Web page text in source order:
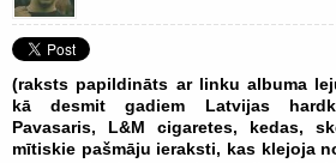
(raksts papildināts ar linku albuma
kā desmit gadiem Latvijas
Pavasaris, L&M cigaretes, kedas,
mītiskie pašmāju ieraksti, kas klejoja